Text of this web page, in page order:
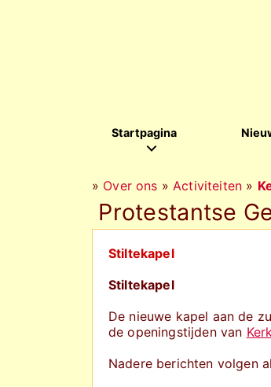
Startpagina
» Over ons »Activiteiten »
Protestantse
Stiltekapel
Stiltekapel
De nieuwe kapel aan de
de openingstijden van
Nadere berichten volgen